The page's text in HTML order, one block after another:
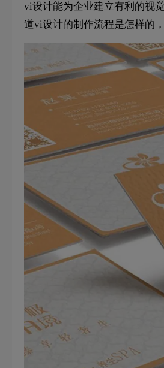
vi设计能为企业建立有利的视
道vi设计的制作流程是怎样的